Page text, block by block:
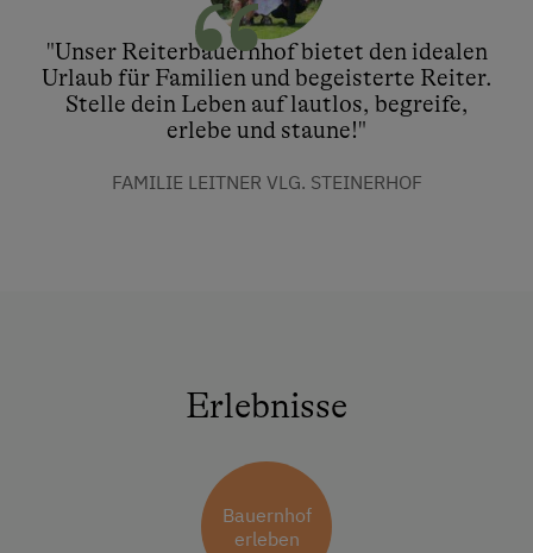
"Unser Reiterbauernhof bietet den idealen
Urlaub für Familien und begeisterte Reiter.
Stelle dein Leben auf lautlos, begreife,
erlebe und staune!"
FAMILIE LEITNER VLG. STEINERHOF
Erlebnisse
Bauernhof
erleben